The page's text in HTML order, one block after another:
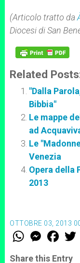
(Articolo tratto da
Diocesi di San
Related
"Dalla
Bibbia"
Le mappe
ad
Le
Venezia
Opera della
2013
OTTOBRE 03, 2013
W
t
M
e
s
F
a
e
Share this Entry